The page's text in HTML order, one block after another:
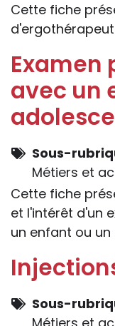
Cette fiche
Examen
avec un
Sous-
Métiers et
Cette fiche
et l'intérêt d'un
un enfant ou
Sous-